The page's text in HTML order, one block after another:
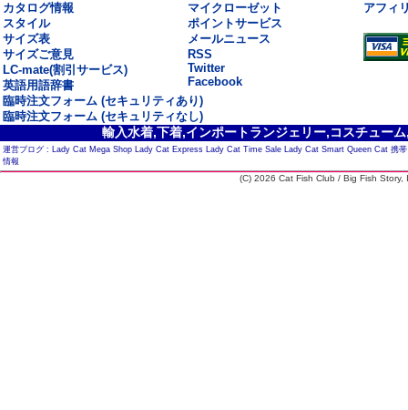
カタログ情報
スタイル
サイズ表
サイズご意見
LC-mate(割引サービス)
英語用語辞書
マイクローゼット
ポイントサービス
メールニュース
RSS
Twitter
Facebook
アフィ
臨時注文フォーム (セキュリティあり)
臨時注文フォーム (セキュリティなし)
輸入水着,下着,インポートランジェリー,コスチュー
運営ブログ : Lady Cat Mega Shop Lady Cat Express Lady Cat Time Sale Lady Cat Smart Queen Cat 携
情報
(C) 2026 Cat Fish Club / Big Fish Story,